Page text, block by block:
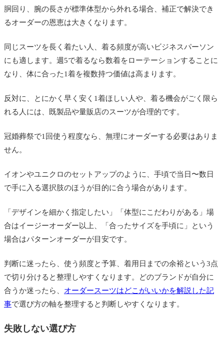
胴回り、腕の長さが標準体型から外れる場合、補正で解決でき
るオーダーの恩恵は大きくなります。
同じスーツを長く着たい人、着る頻度が高いビジネスパーソン
にも適します。週5で着るなら数着をローテーションすることに
なり、体に合った1着を複数持つ価値は高まります。
反対に、とにかく早く安く1着ほしい人や、着る機会がごく限ら
れる人には、既製品や量販店のスーツが合理的です。
冠婚葬祭で1回使う程度なら、無理にオーダーする必要はありま
せん。
イオンやユニクロのセットアップのように、手頃で当日〜数日
で手に入る選択肢のほうが目的に合う場合があります。
「デザインを細かく指定したい」「体型にこだわりがある」場
合はイージーオーダー以上、「合ったサイズを手頃に」という
場合はパターンオーダーが目安です。
判断に迷ったら、使う頻度と予算、着用日までの余裕という3点
で切り分けると整理しやすくなります。どのブランドが自分に
合うか迷ったら、 オーダースーツはどこがいいかを解説した記
事で選び方の軸を整理すると判断しやすくなります。
失敗しない選び方